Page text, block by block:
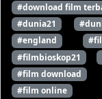
#download film
#dunia21
#england
#filmbioskop21
#film download
#film online